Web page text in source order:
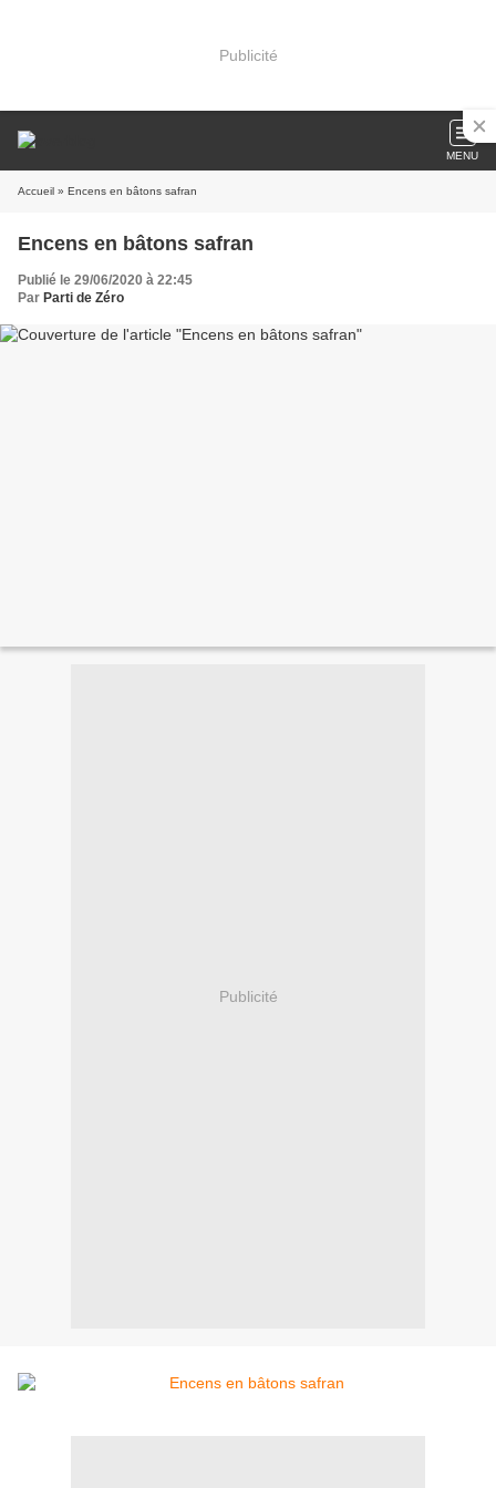
Publicité
MENU
Accueil » Encens en bâtons safran
Encens en bâtons safran
Publié le 29/06/2020 à 22:45
Par Parti de Zéro
Publicité